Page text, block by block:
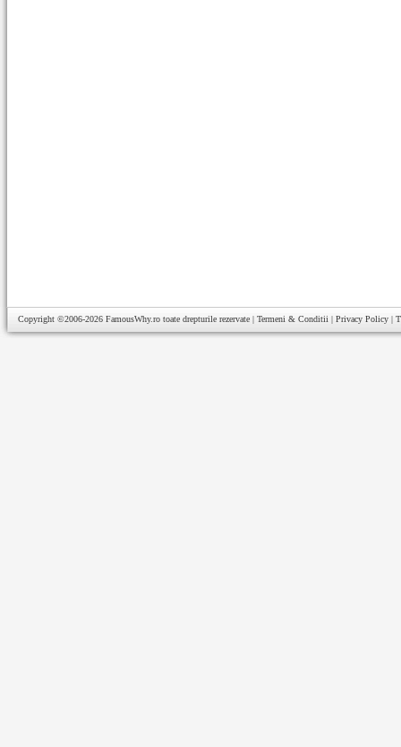
Copyright ©2006-2026 FamousWhy.ro toate drepturile rezervate | Termeni & Conditii | Privacy Policy |